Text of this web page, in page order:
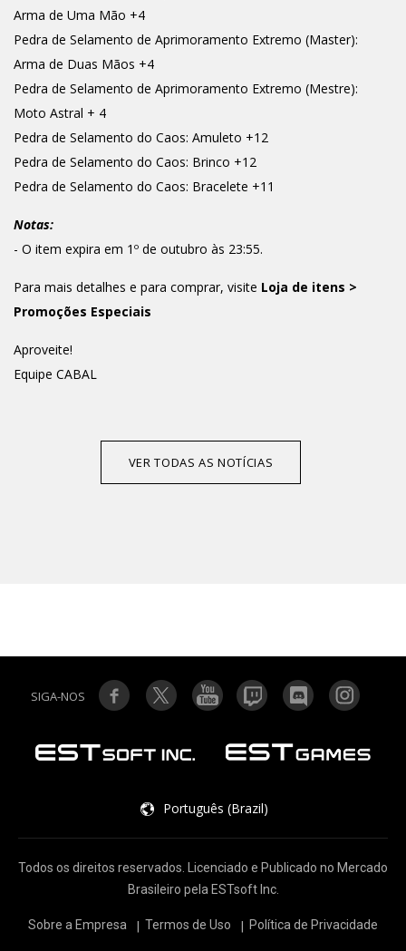
Arma de Uma Mão +4
Pedra de Selamento de Aprimoramento Extremo (Master):
Arma de Duas Mãos +4
Pedra de Selamento de Aprimoramento Extremo (Mestre):
Moto Astral + 4
Pedra de Selamento do Caos: Amuleto +12
Pedra de Selamento do Caos: Brinco +12
Pedra de Selamento do Caos: Bracelete +11
Notas:
- O item expira em 1º de outubro às 23:55.
Para mais detalhes e para comprar, visite Loja de itens >
Promoções Especiais
Aproveite!
Equipe CABAL
VER TODAS AS NOTÍCIAS
SIGA-NOS
Português (Brazil)
Todos os direitos reservados. Licenciado e Publicado no Mercado
Brasileiro pela ESTsoft Inc.
Sobre a Empresa Termos de Uso Política de Privacidade